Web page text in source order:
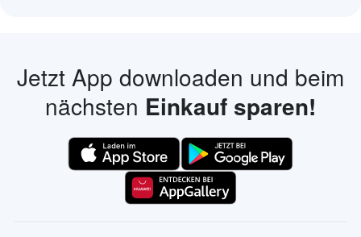
Jetzt App downloaden und beim
nächsten Einkauf sparen!